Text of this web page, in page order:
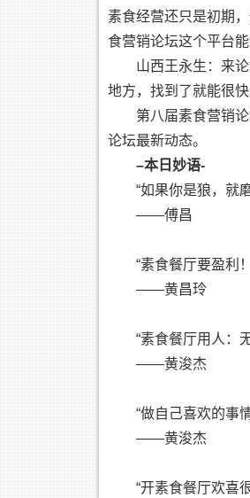
素食经营还只是初期
食营销论坛这个平台能
山西王永生：来
地方，找到了就能很快
第八届素食营销
论坛最新动态。
–本日妙语-
“如果你是狼，就
——傅昌
“素食餐厅要盈利
——黄昌玲
“素食餐厅用人：
——黄浚杰
“做自己喜欢的事
——黄浚杰
“开素食餐厅欢喜